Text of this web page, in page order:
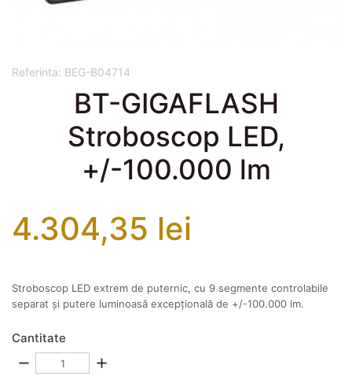
Referinta: BEG-B04714
BT-GIGAFLASH
Stroboscop LED,
+/-100.000 lm
4.304,35 lei
Stroboscop LED extrem de puternic, cu 9 segmente controlabile
separat și putere luminoasă excepțională de +/-100.000 lm.
Cantitate
remove add